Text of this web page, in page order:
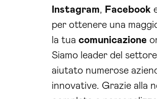
Instagram, Facebook
per ottenere una
la tua comunicazione
Siamo leader del
aiutato numerose
innovative. Grazie alla